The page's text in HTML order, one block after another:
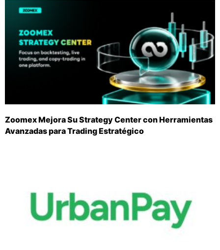
Zoomex Mejora Su Strategy Center con Herramientas
Avanzadas para Trading Estratégico